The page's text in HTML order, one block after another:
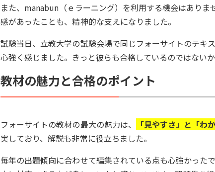
また、manabun（ｅラーニング）を利用する機会はあり
感があったことも、精神的な支えになりました。
試験当日、立教大学の試験会場で同じフォーサイトのテキ
心強く感じました。きっと彼らも合格しているのではないか
教材の魅力と合格のポイント
フォーサイトの教材の最大の魅力は、 「見やすさ」と「わ
実しており、解説も非常に役立ちました。
毎年の出題傾向に合わせて編集されている点も心強かった